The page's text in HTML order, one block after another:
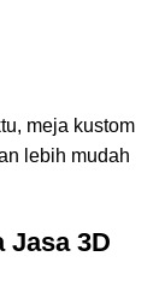
meja kustom
lebih mudah
Jasa 3D